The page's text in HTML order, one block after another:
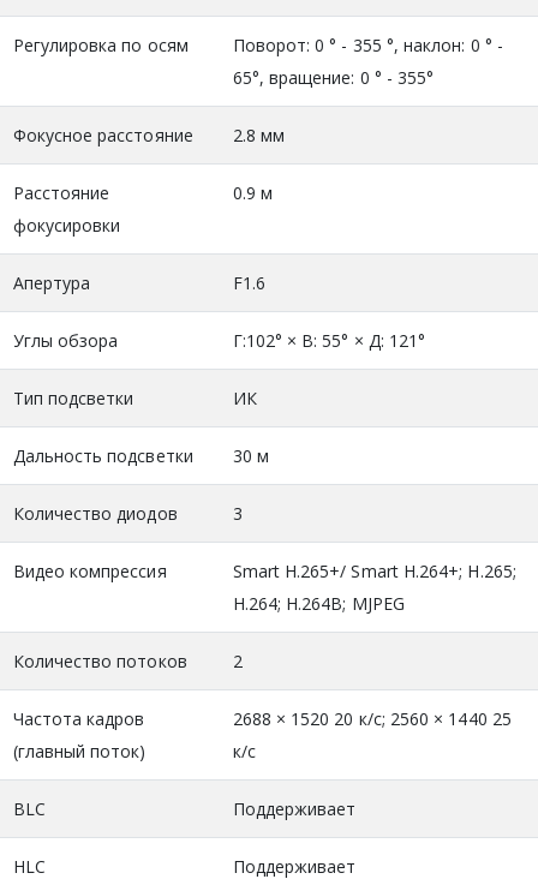
Регулировка по осям
Поворот: 0 ° - 355 °, наклон: 0 ° -
65°, вращение: 0 ° - 355°
Фокусное расстояние 2.8 мм
Расстояние
фокусировки
0.9 м
Апертура F1.6
Углы обзора Г:102° × В: 55° × Д: 121°
Тип подсветки ИК
Дальность подсветки 30 м
Количество диодов 3
Видео компрессия
Smart H.265+/ Smart H.264+; H.265;
H.264; H.264B; MJPEG
Количество потоков 2
Частота кадров
(главный поток)
2688 × 1520 20 к/с; 2560 × 1440 25
к/с
BLC Поддерживает
HLC Поддерживает